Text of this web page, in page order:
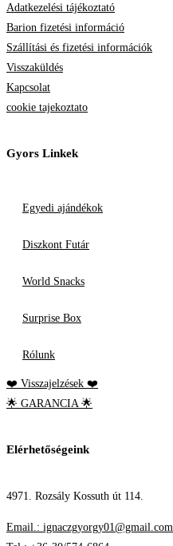
Adatkezelési tájékoztató
Barion fizetési információ
Szállítási és fizetési információk
Visszaküldés
Kapcsolat
cookie tajekoztato
Gyors Linkek
Egyedi ajándékok
Diszkont Futár
World Snacks
Surprise Box
Rólunk
❤️ Visszajelzések ❤️
🌟 GARANCIA 🌟
Elérhetőségeink
4971. Rozsály Kossuth út 114.
Email.: ignaczgyorgy01@gmail.com